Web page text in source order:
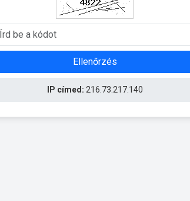
Ellenőrzés
IP címed: 216.73.217.140